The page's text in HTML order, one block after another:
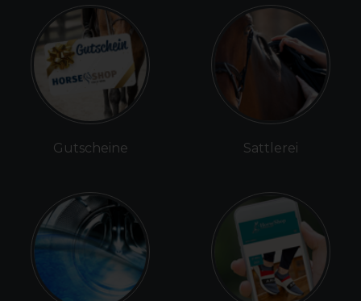
Gutscheine Sattlerei